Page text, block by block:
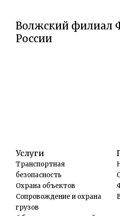
Волжский филиал
России
Услуги
Транспортная
безопасность
Охрана объектов
Сопровождение и охрана
грузов